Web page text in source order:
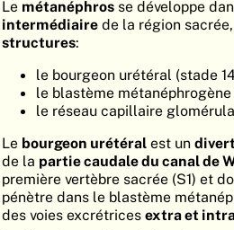
Le métanéphros se développe
intermédiaire de la région
structures:
le bourgeon urétéral (stade
le blastème métanéphrogène
le réseau capillaire
Le bourgeon urétéral est un
de la partie caudale du canal de
première vertèbre sacrée (S1) et
pénètre dans le blastème
des voies excrétrices extra et